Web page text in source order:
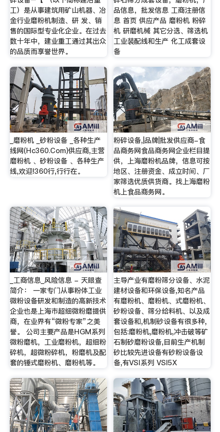
工）是从事建筑用矿山机器、冶
金行业磨粉机制造、研 发、销
售的国际型专业化企业。在过去
数十年中，建业重工通过其出众
的品质而享誉世界。
品信息，批发信息 工商注册信
息 首页 供应产品 磨粉机 粉碎
机 研磨机械 其它分选、筛选机
工业装配线和生产 化工成套设
备
_磨粉机 _砂粉设备 _各种生产
线网(Hc360.Com)供应商,主营
磨粉机 、砂粉设备 、各种生产
线,欢迎!360行,行行在。
粉碎设备,|品牌|批发供应商-食
品商务网食品商务网企业栏目提
供，上海磨粉机品牌，信息可按
地区、注册资金、成立时间、厂
家筛选优质供货商。找上海磨粉
机上食品商务网。
_工商信息_风险信息 - 天眼查
简介： 一家专门从事粉体工业
微粉设备研发和制造的高新技术
企业也是上海市超细微粉磨提供
商，在业界有“微粉专家”之美
誉。 公司主要产品是HGM系列
微粉磨机，工业磨粉机，超细粉
碎机，超微粉碎机，粉磨机及配
套的锤式磨粉机、磨粉机等。
主导产业有磨粉筛分设备、水泥
建材设备和环保设备,知名产品
有磨粉机、磨粉机、式磨粉机、
砂粉设备、筛分给料机、以及成
套设备和,机制砂设备有很多种,
包括:磨粉机,磨粉机,冲击破等矿
石制砂磨粉设备,目前生产机制
砂比较先进设备有砂粉设备设
备,有VSI系列 VSI5X